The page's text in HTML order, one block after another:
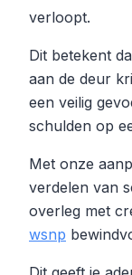
verloopt.
Dit betekent
aan de deur
een veilig
schulden op
Met onze
verdelen van
overleg met
wsnp